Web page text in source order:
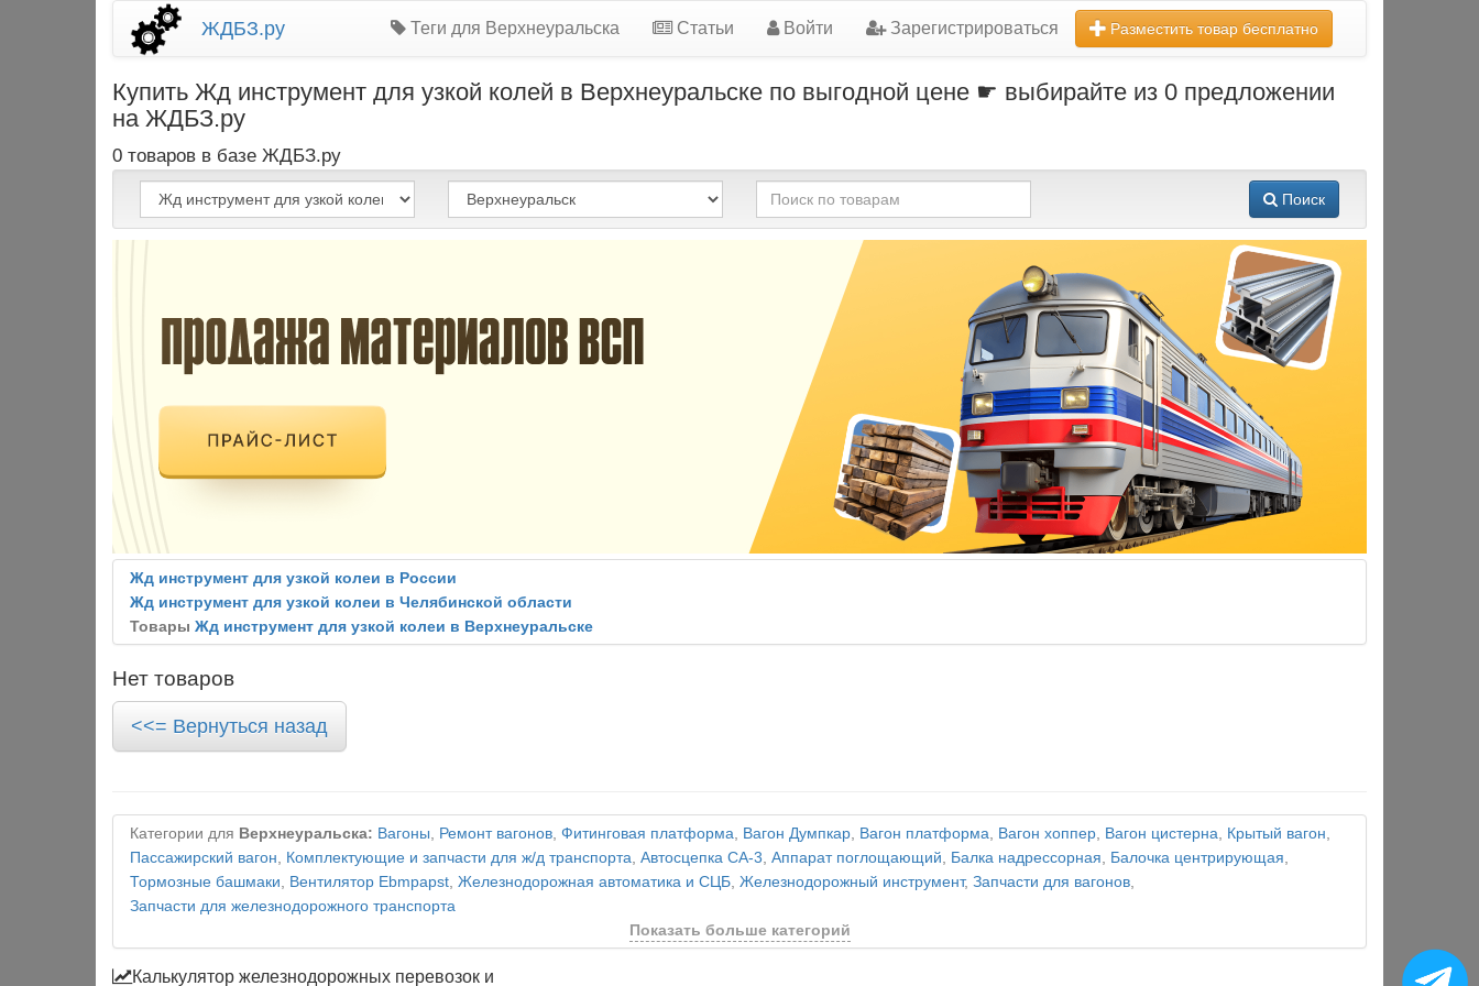
ЖДБЗ.ру Теги для Верхнеуральска Статьи Войти Зарегистрироваться Разместить товар бесплатно
Купить Жд инструмент для узкой колей в Верхнеуральске по выгодной цене ☛ выбирайте из 0 предложении
на ЖДБЗ.ру
0 товаров в базе ЖДБЗ.ру
Поиск
Жд инструмент для узкой колеи в России
Жд инструмент для узкой колеи в Челябинской области
Товары Жд инструмент для узкой колеи в Верхнеуральске
Нет товаров
<<= Вернуться назад
Категории для Верхнеуральска: Вагоны, Ремонт вагонов, Фитинговая платформа, Вагон Думпкар, Вагон платформа, Вагон хоппер, Вагон цистерна, Крытый вагон,
Пассажирский вагон, Комплектующие и запчасти для ж/д транспорта, Автосцепка СА-3, Аппарат поглощающий, Балка надрессорная, Балочка центрирующая,
Тормозные башмаки, Вентилятор Ebmpapst, Железнодорожная автоматика и СЦБ, Железнодорожный инструмент, Запчасти для вагонов,
Запчасти для железнодорожного транспорта
Показать больше категорий
Калькулятор железнодорожных перевозок и